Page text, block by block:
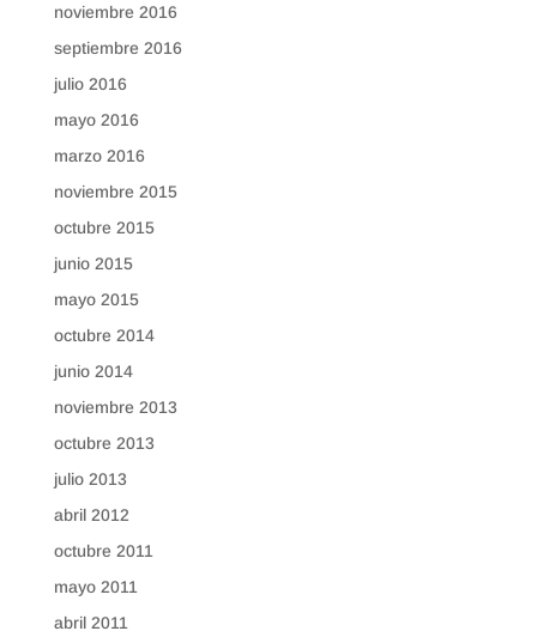
noviembre 2016
septiembre 2016
julio 2016
mayo 2016
marzo 2016
noviembre 2015
octubre 2015
junio 2015
mayo 2015
octubre 2014
junio 2014
noviembre 2013
octubre 2013
julio 2013
abril 2012
octubre 2011
mayo 2011
abril 2011